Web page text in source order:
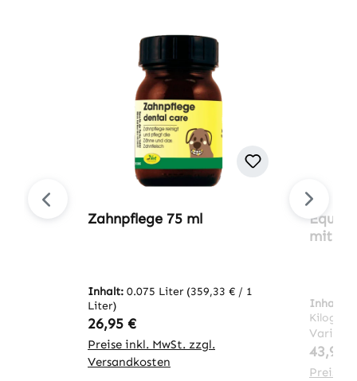
Zahnpflege 75 ml
Inhalt: 0.075 Liter (359,33 € / 1
Liter)
Regulärer Preis:
26,95 €
Preise inkl. MwSt. zzgl.
Versandkosten
mit
Inhalt:
43,95 €
Preise